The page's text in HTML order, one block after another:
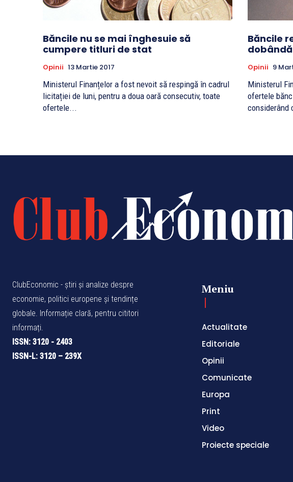
Băncile nu se mai înghesuie să
cumpere titluri de stat
Opinii 13 Martie 2017
Ministerul Finanțelor a fost nevoit să respingă în cadrul
licitației de luni, pentru a doua oară consecutiv, toate
ofertele...
Băncile
Opinii 9
Ministerul
ofertele
considerând
ClubEconomic - știri și analize despre
economie, politici europene și tendințe
globale. Informație clară, pentru cititori
informați.
ISSN: 3120 - 2403
ISSN-L: 3120 – 239X
Meniu
Actualitate
Editoriale
Opinii
Comunicate
Europa
Print
Video
Proiecte speciale